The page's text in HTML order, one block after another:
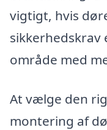
vigtigt, hvis
sikkerhedskrav
område med
At vælge den
montering af